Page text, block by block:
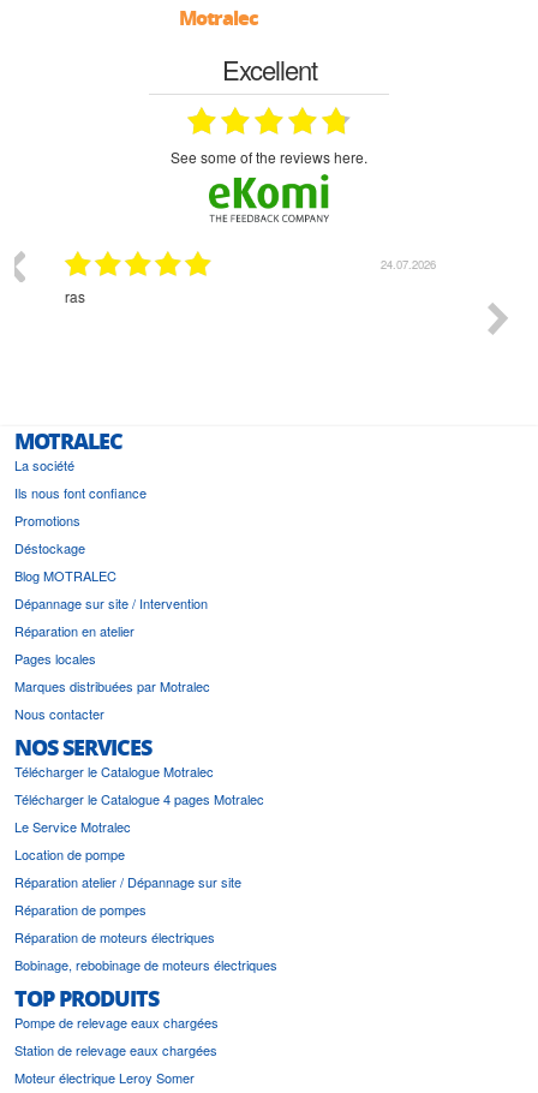
Motralec
Excellent
see some of the reviews here.
18.07.2026
Monsieur Delhaye est une personne disponible, à
MOTRALEC
La société
Ils nous font confiance
Promotions
Déstockage
Blog MOTRALEC
Dépannage sur site / Intervention
Réparation en atelier
Pages locales
Marques distribuées par Motralec
Nous contacter
NOS SERVICES
Télécharger le Catalogue Motralec
Télécharger le Catalogue 4 pages Motralec
Le Service Motralec
Location de pompe
Réparation atelier / Dépannage sur site
Réparation de pompes
Réparation de moteurs électriques
Bobinage, rebobinage de moteurs électriques
TOP PRODUITS
Pompe de relevage eaux chargées
Station de relevage eaux chargées
Moteur électrique Leroy Somer